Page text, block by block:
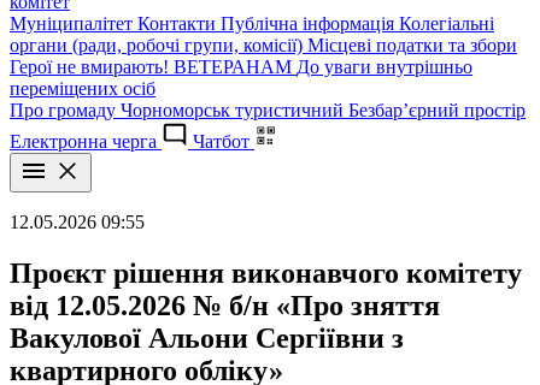
Муніципалітет Контакти Публічна інформація Колегіальні
органи (ради, робочі групи, комісії) Місцеві податки та збори
Герої не вмирають! ВЕТЕРАНАМ До уваги внутрішньо
переміщених осіб
Про громаду Чорноморськ туристичний Безбар’єрний простір
Електронна черга
Чатбот
12.05.2026 09:55
Проєкт рішення виконавчого комітету
від 12.05.2026 № б/н «Про зняття
Вакулової Альони Сергіївни з
квартирного обліку»